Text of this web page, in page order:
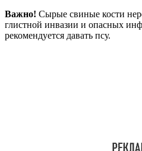
Важно! Сырые свиные кости
глистной инвазии и опасных
рекомендуется давать псу.